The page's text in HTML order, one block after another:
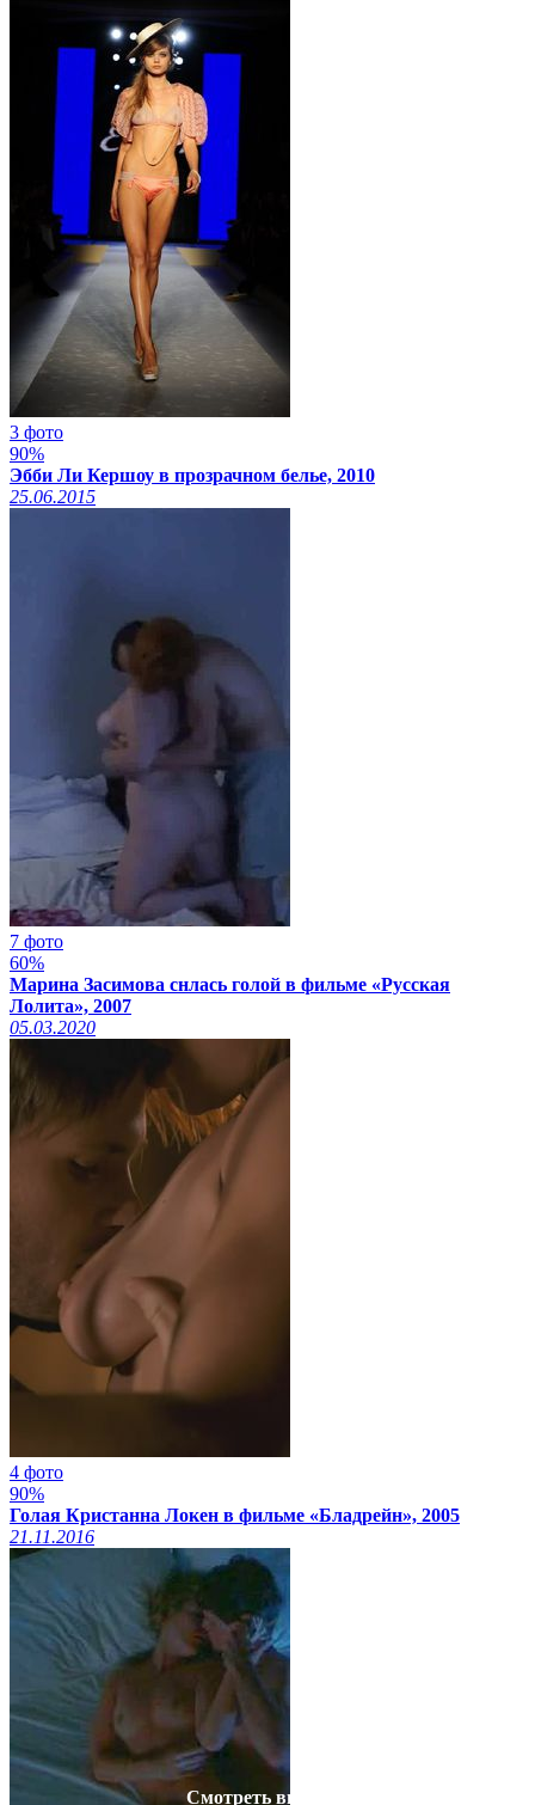
Смотреть видео на
3 фото
90%
Эбби Ли Кершоу в прозрачном белье, 2010
25.06.2015
7 фото
60%
Марина Засимова снлась голой в фильме «Русская
Лолита», 2007
05.03.2020
4 фото
90%
Голая Кристанна Локен в фильме «Бладрейн», 2005
21.11.2016